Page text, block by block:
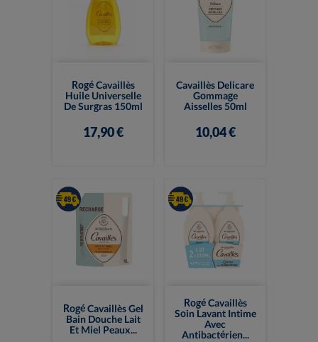
Rogé Cavaillès
Huile Universelle
De Surgras 150ml
17,90 €
Cavaillès Delicare
Gommage
Aisselles 50ml
10,04 €
Rogé Cavaillès Gel
Bain Douche Lait
Et Miel Peaux...
Rogé Cavaillès
Soin Lavant Intime
Avec
Antibactérien...